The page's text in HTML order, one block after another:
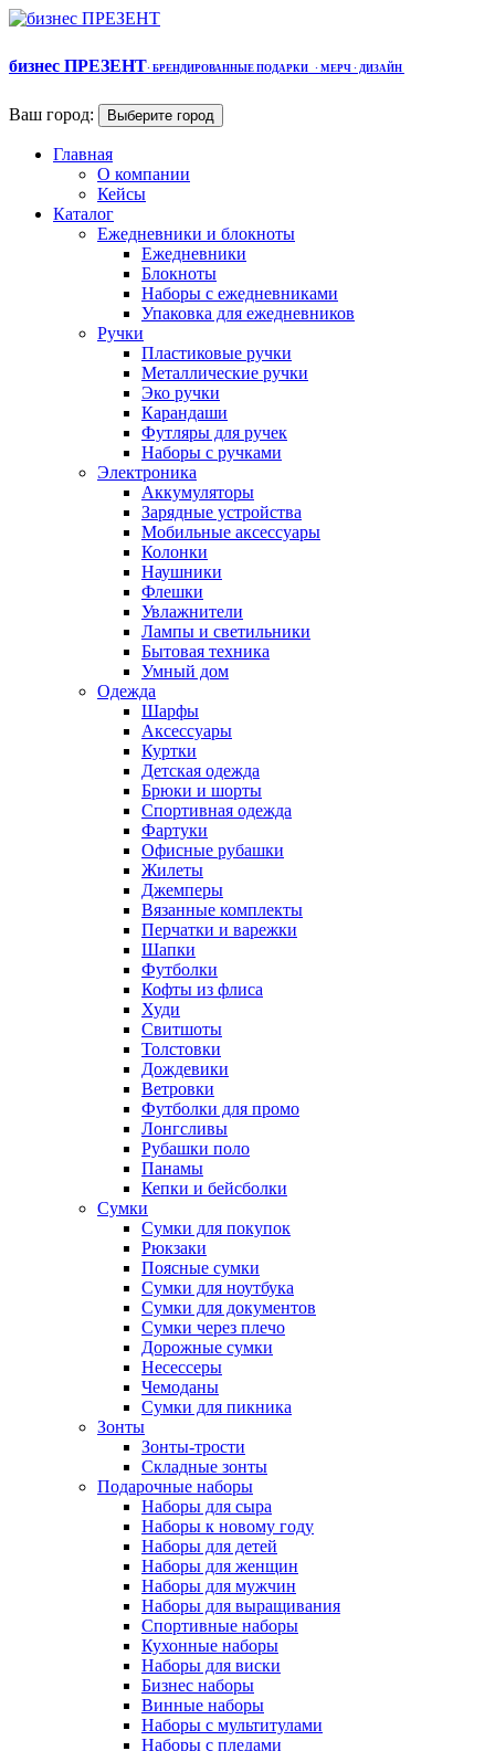
бизнес ПРЕЗЕНТ· БРЕНДИРОВАННЫЕ ПОДАРКИ · МЕРЧ · ДИЗАЙН
Ваш город: Выберите город
Главная
О компании
Кейсы
Каталог
Ежедневники и блокноты
Ежедневники
Блокноты
Наборы с ежедневниками
Упаковка для ежедневников
Ручки
Пластиковые ручки
Металлические ручки
Эко ручки
Карандаши
Футляры для ручек
Наборы с ручками
Электроника
Аккумуляторы
Зарядные устройства
Мобильные аксессуары
Колонки
Наушники
Флешки
Увлажнители
Лампы и светильники
Бытовая техника
Умный дом
Одежда
Шарфы
Аксессуары
Куртки
Детская одежда
Брюки и шорты
Спортивная одежда
Фартуки
Офисные рубашки
Жилеты
Джемперы
Вязанные комплекты
Перчатки и варежки
Шапки
Футболки
Кофты из флиса
Худи
Свитшоты
Толстовки
Дождевики
Ветровки
Футболки для промо
Лонгсливы
Рубашки поло
Панамы
Кепки и бейсболки
Сумки
Сумки для покупок
Рюкзаки
Поясные сумки
Сумки для ноутбука
Сумки для документов
Сумки через плечо
Дорожные сумки
Несессеры
Чемоданы
Сумки для пикника
Зонты
Зонты-трости
Складные зонты
Подарочные наборы
Наборы для сыра
Наборы к новому году
Наборы для детей
Наборы для женщин
Наборы для мужчин
Наборы для выращивания
Спортивные наборы
Кухонные наборы
Наборы для виски
Бизнес наборы
Винные наборы
Наборы с мультитулами
Наборы с пледами